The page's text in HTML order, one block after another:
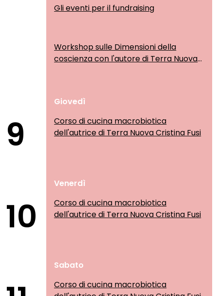
Gli eventi per il fundraising
Workshop sulle Dimensioni della
coscienza con l'autore di Terra Nuova
9
Giovedì
Corso di cucina macrobiotica
dell'autrice di Terra Nuova Cristina Fusi
10
Venerdì
Corso di cucina macrobiotica
dell'autrice di Terra Nuova Cristina Fusi
Sabato
Corso di cucina macrobiotica